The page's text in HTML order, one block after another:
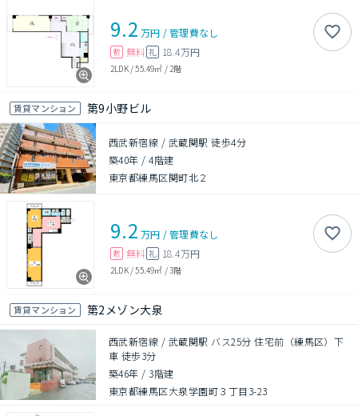
9.2 万円 /管理費なし
敷 無料 礼 18.4万円
2LDK/55.49㎡ / 2階
賃貸マンション 第9小野ビル
西武新宿線 / 武蔵関駅 徒歩4分
築40年 /4階建
東京都練馬区関町北２
9.2 万円 /管理費なし
敷 無料 礼 18.4万円
2LDK/55.49㎡ /3階
賃貸マンション 第2メゾン大泉
西武新宿線 / 武蔵関駅 バス25分 住宅前（練馬区）下
車 徒歩3分
築46年 / 3階建
東京都練馬区大泉学園町３丁目3-23